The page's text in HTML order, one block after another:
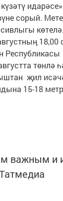
сорый.
18,00
Республикасы
төнлә
җил
15-18
важным и